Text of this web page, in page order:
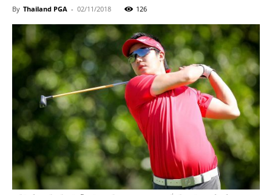
By Thailand PGA - 02/11/2018 126